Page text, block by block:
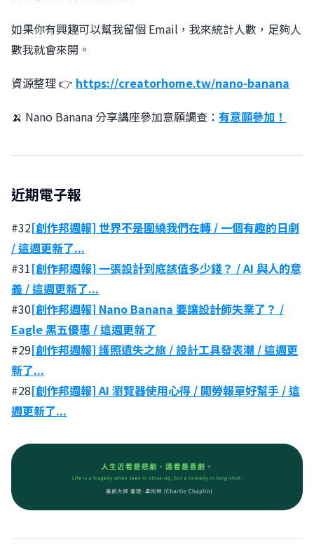
如果你有興趣可以幫我留個 Email，我來統計人數，足夠人
數我就會來開。
資源整理 👉 https://creatorhome.tw/nano-banana
🍌 Nano Banana 分享講座參加意願調查： 有意願參加！
近期電子報
#32[創作邦週報] 世界不是圍繞我們在轉 / 一個有趣的日劇
/ 這週更新了...
#31[創作邦週報] 一張設計到底該值多少錢？ / AI 與人的意
義 / 這週更新了...
#30[創作邦週報] Nano Banana 要讓設計師失業了？ /
Eagle 黑五優惠 / 這週更新了
#29[創作邦週報] 護照遺失之旅 / 設計工具發表潮 / 這週更
新了...
#28[創作邦週報] AI 瀏覽器使用心得 / 開勞報單好幫手 / 這
週更新了...